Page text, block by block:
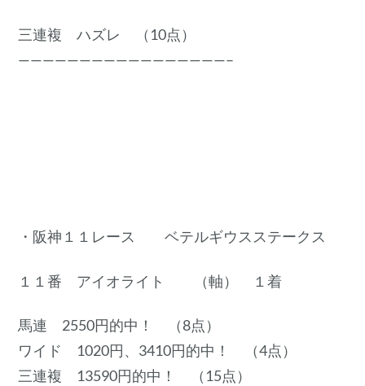
三連複 ハズレ （10点）
—————————————————–
・阪神１１レース ベテルギウスステークス
１１番 アイオライト （軸） １着
馬連 2550円的中！ （8点）
ワイド 1020円、3410円的中！ （4点）
三連複 13590円的中！ （15点）